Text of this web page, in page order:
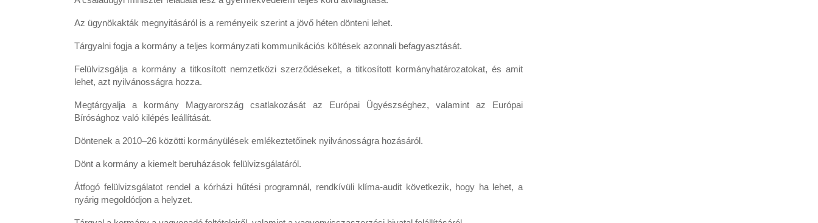
Az ügynökakták megnyitásáról is a reményeik szerint a jövő héten dönteni lehet.
Tárgyalni fogja a kormány a teljes kormányzati kommunikációs költések azonnali befagyasztását.
Felülvizsgálja a kormány a titkosított nemzetközi szerződéseket, a titkosított kormányhatározatokat, és amit
lehet, azt nyilvánosságra hozza.
Megtárgyalja a kormány Magyarország csatlakozását az Európai Ügyészséghez, valamint az Európai
Bírósághoz való kilépés leállítását.
Döntenek a 2010–26 közötti kormányülések emlékeztetőinek nyilvánosságra hozásáról.
Dönt a kormány a kiemelt beruházások felülvizsgálatáról.
Átfogó felülvizsgálatot rendel a kórházi hűtési programnál, rendkívüli klíma-audit következik, hogy ha lehet, a
nyárig megoldódjon a helyzet.